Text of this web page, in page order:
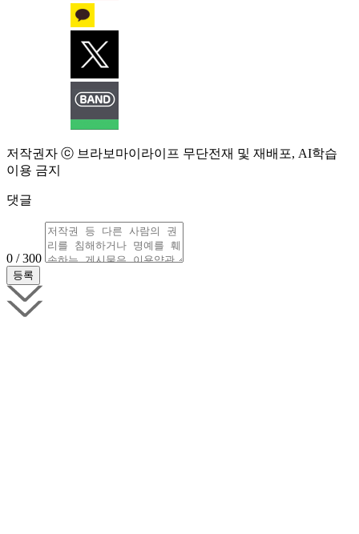
저작권자 ⓒ 브라보마이라이프 무단전재 및 재배포, AI학습
이용 금지
댓글
0 / 300